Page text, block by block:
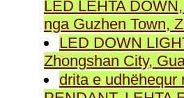
LED LEHTA
nga Guzhen Town,
LED DOWN
Zhongshan City,
drita e udhëhequr